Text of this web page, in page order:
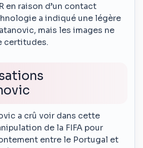
en raison d’un contact
a indiqué une légère
mais les images ne
certitudes.
a crû voir dans cette
de la FIFA pour
entre le Portugal et